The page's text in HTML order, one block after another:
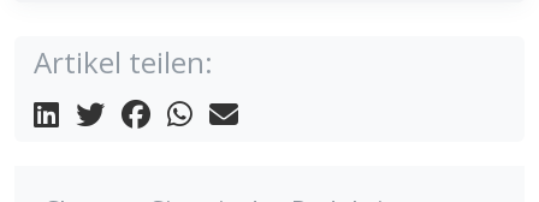
Artikel teilen: